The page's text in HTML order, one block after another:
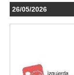
26/05/2026